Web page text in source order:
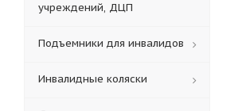
учреждений, ДЦП
Подъемники для инвалидов
Инвалидные коляски